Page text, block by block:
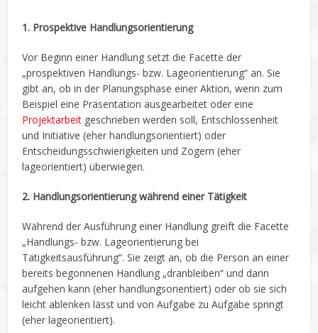
1. Prospektive Handlungsorientierung
Vor Beginn einer Handlung setzt die Facette der
„prospektiven Handlungs- bzw. Lageorientierung“ an. Sie
gibt an, ob in der Planungsphase einer Aktion, wenn zum
Beispiel eine Präsentation ausgearbeitet oder eine
Projektarbeit geschrieben werden soll, Entschlossenheit
und Initiative (eher handlungsorientiert) oder
Entscheidungsschwierigkeiten und Zögern (eher
lageorientiert) überwiegen.
2. Handlungsorientierung während einer Tätigkeit
Während der Ausführung einer Handlung greift die Facette
„Handlungs- bzw. Lageorientierung bei
Tätigkeitsausführung“. Sie zeigt an, ob die Person an einer
bereits begonnenen Handlung „dranbleiben“ und darin
aufgehen kann (eher handlungsorientiert) oder ob sie sich
leicht ablenken lässt und von Aufgabe zu Aufgabe springt
(eher lageorientiert).